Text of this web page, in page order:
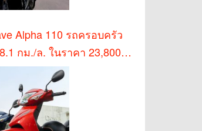
Alpha 110 รถครอบครัว
กม./ล. ในราคา 23,800